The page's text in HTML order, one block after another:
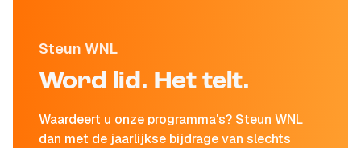
Steun WNL
Word lid. Het telt.
Waardeert u onze programma's? Steun WNL
dan met de jaarlijkse bijdrage van slechts